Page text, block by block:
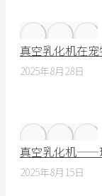
真空乳化机在
2025年8月28日
真空乳化机——
2025年8月15日